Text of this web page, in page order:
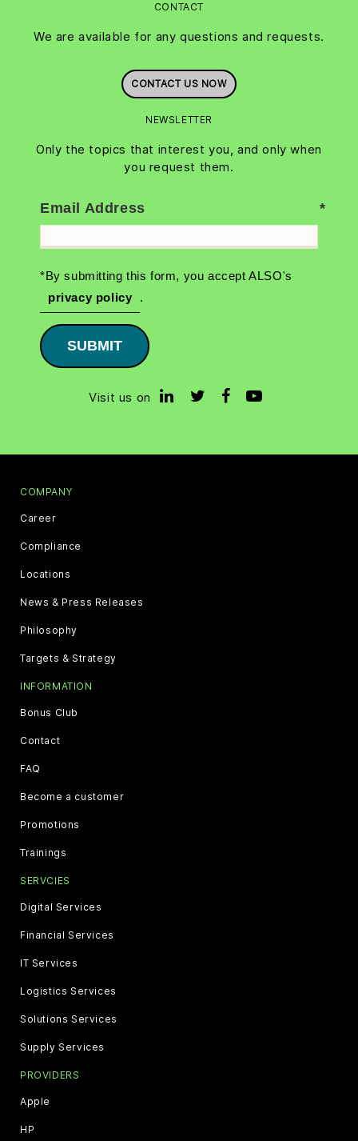
CONTACT
We are available for any questions and requests.
CONTACT US NOW
NEWSLETTER
Only the topics that interest you, and only when
you request them.
Email Address
*By submitting this form, you accept ALSO's
privacy policy
.
SUBMIT
Visit us on
COMPANY
Career
Compliance
Locations
News & Press Releases
Philosophy
Targets & Strategy
INFORMATION
Bonus Club
Contact
FAQ
Become a customer
Promotions
Trainings
SERVCIES
Digital Services
Financial Services
IT Services
Logistics Services
Solutions Services
Supply Services
PROVIDERS
Apple
HP